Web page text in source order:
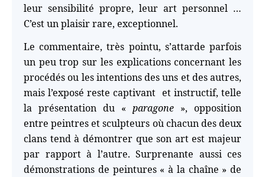
leur sensibilité propre, leur art personnel …
C’est un plaisir rare, exceptionnel.
Le commentaire, très pointu, s’attarde parfois
un peu trop sur les explications concernant les
procédés ou les intentions des uns et des autres,
mais l’exposé reste captivant et instructif, telle
la présentation du « paragone », opposition
entre peintres et sculpteurs où chacun des deux
clans tend à démontrer que son art est majeur
par rapport à l’autre. Surprenante aussi ces
démonstrations de peintures « à la chaîne » de